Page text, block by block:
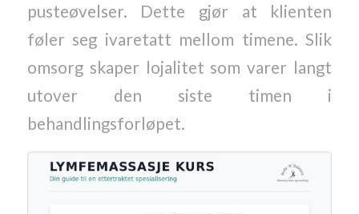
pusteøvelser. Dette gjør at klienten
føler seg ivaretatt mellom timene. Slik
omsorg skaper lojalitet som varer langt
utover den siste timen i
behandlingsforløpet.